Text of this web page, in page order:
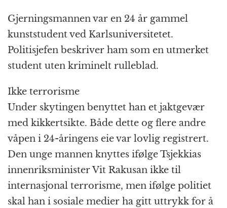
Gjerningsmannen var en 24 år gammel
kunststudent ved Karlsuniversitetet.
Politisjefen beskriver ham som en utmerket
student uten kriminelt rulleblad.
Ikke terrorisme
Under skytingen benyttet han et jaktgevær
med kikkertsikte. Både dette og flere andre
våpen i 24-åringens eie var lovlig registrert.
Den unge mannen knyttes ifølge Tsjekkias
innenriksminister Vit Rakusan ikke til
internasjonal terrorisme, men ifølge politiet
skal han i sosiale medier ha gitt uttrykk for å